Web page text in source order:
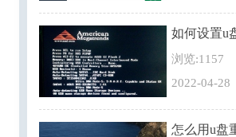
如何设置u
浏览:1157
2022-04-28
怎么用u盘